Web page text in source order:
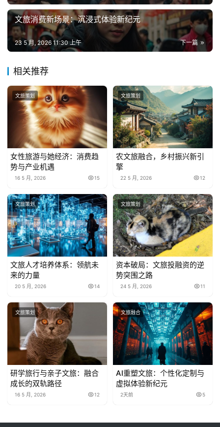
文旅消费新场景：沉浸式体验新纪元
下一篇
23 5 月, 2026 11:30 上午
相关推荐
文旅策划
女性旅游与她经济：消费趋
势与产业机遇
16 5 月, 2026 15
文旅策划
农文旅融合，乡村振兴新引
擎
22 5 月, 2026 12
文旅策划
文旅人才培养体系：领航未
来的力量
20 5 月, 2026 14
文旅策划
资本破局：文旅投融资的逆
势突围之路
24 5 月, 2026 11
文旅策划
研学旅行与亲子文旅：融合
成长的双轨路径
16 5 月, 2026 12
文旅融合
AI重塑文旅：个性化定制与
虚拟体验新纪元
2天前 5